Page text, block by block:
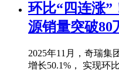
环比“四连涨”
源销量突破80
2025年11月，奇瑞集
增长50.1%， 实现环